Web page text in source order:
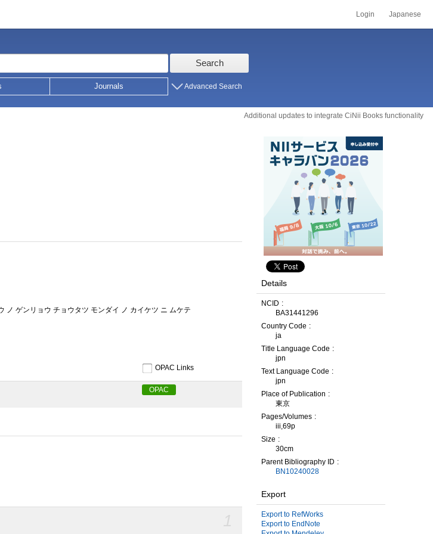
Login Japanese
Search
Journals Advanced Search
Additional updates to integrate CiNii Books functionality
ノ ゲンリョウ チョウタツ モンダイ ノ カイケツ ニ ムケテ
OPAC Links
OPAC
Details
NCID
BA31441296
Country Code
ja
Title Language Code
jpn
Text Language Code
jpn
Place of Publication
東京
Pages/Volumes
iii,69p
Size
30cm
Parent Bibliography ID
BN10240028
Export
Export to RefWorks
Export to EndNote